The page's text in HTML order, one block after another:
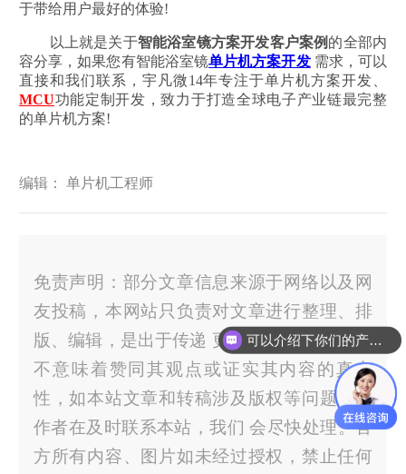
于带给用户最好的体验!
以上就是关于智能浴室镜方案开发客户案例 的全部内
容分享，如果您有智能浴室镜单片机方案开发 需求，可以
直接和我们联系，宇凡微14年专注于单片机方案开发、
MCU功能定制开发，致力于打造全球电子产业链最完整
的单片机方案!
编辑： 单片机工程师
免责声明：部分文章信息来源于网络以及网
友投稿，本网站只负责对文章进行整理、排
版、编辑，是出于传递 更多信息之 目的，并
不意味着赞同其观点或证实其内容的真实
性，如本站文章和转稿涉及版权等问题，请
作者在及时联系本站，我们 会尽快处理。官
方所有内容、图片如未经过授权，禁止任何
可以介绍下你们的产品么？
你们是怎么收费的呢？